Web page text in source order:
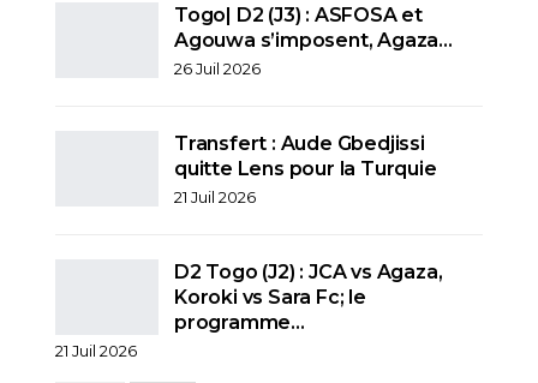
Togo| D2 (J3) : ASFOSA et
Agouwa s’imposent, Agaza…
26 Juil 2026
Transfert : Aude Gbedjissi
quitte Lens pour la Turquie
21 Juil 2026
D2 Togo (J2) : JCA vs Agaza,
Koroki vs Sara Fc; le
programme…
21 Juil 2026